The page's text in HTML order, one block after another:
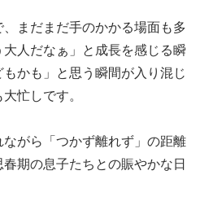
まだまだ手のかかる場面も多
人だなぁ」と成長を感じる瞬
かも」と思う瞬間が入り混じ
忙しです。
がら「つかず離れず」の距離
期の息子たちとの賑やかな日